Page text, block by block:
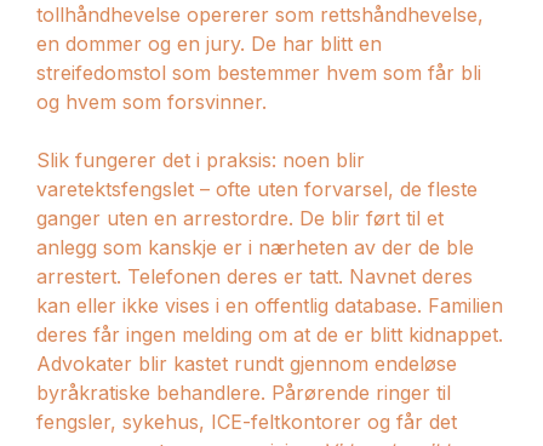
tollhåndhevelse opererer som rettshåndhevelse,
en dommer og en jury. De har blitt en
streifedomstol som bestemmer hvem som får bli
og hvem som forsvinner.
Slik fungerer det i praksis: noen blir
varetektsfengslet – ofte uten forvarsel, de fleste
ganger uten en arrestordre. De blir ført til et
anlegg som kanskje er i nærheten av der de ble
arrestert. Telefonen deres er tatt. Navnet deres
kan eller ikke vises i en offentlig database. Familien
deres får ingen melding om at de er blitt kidnappet.
Advokater blir kastet rundt gjennom endeløse
byråkratiske behandlere. Pårørende ringer til
fengsler, sykehus, ICE-feltkontorer og får det